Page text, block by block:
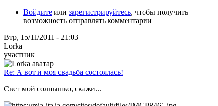
Войдите или зарегистрируйтесь, чтобы получить
возможность отправлять комментарии
Втр, 15/11/2011 - 21:03
Lorka
участник
Re: А вот и моя свадьба состоялась!
Свет мой солнышко, скажи...